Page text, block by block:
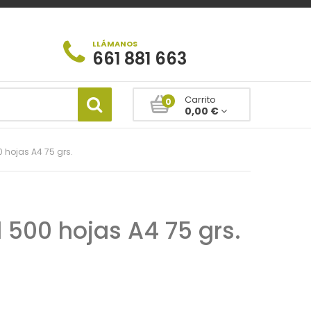
LLÁMANOS
661 881 663
0 Carrito
0,00 €
A4 75 grs.
hojas A4 75 grs.